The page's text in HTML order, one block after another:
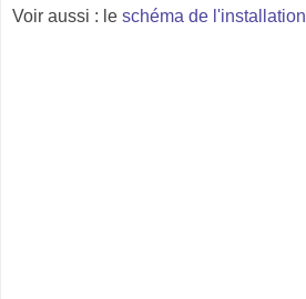
Voir aussi : le schéma de l'installation